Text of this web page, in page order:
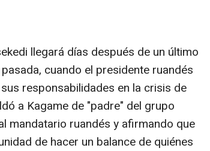
llegará días después de un último
cuando el presidente ruandés
responsabilidades en la crisis de
a Kagame de "padre" del grupo
mandatario ruandés y afirmando que
de hacer un balance de quiénes